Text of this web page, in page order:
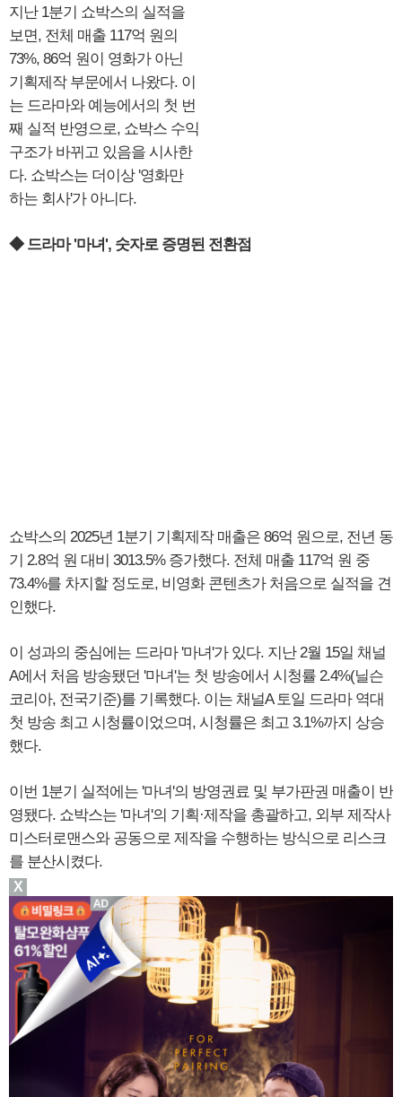
지난 1분기 쇼박스의 실적을
보면, 전체 매출 117억 원의
73%, 86억 원이 영화가 아닌
기획제작 부문에서 나왔다. 이
는 드라마와 예능에서의 첫 번
째 실적 반영으로, 쇼박스 수익
구조가 바뀌고 있음을 시사한
다. 쇼박스는 더이상 '영화만
하는 회사'가 아니다.
◆ 드라마 '마녀', 숫자로 증명된 전환점
쇼박스의 2025년 1분기 기획제작 매출은 86억 원으로, 전년 동
기 2.8억 원 대비 3013.5% 증가했다. 전체 매출 117억 원 중
73.4%를 차지할 정도로, 비영화 콘텐츠가 처음으로 실적을 견
인했다.
이 성과의 중심에는 드라마 '마녀'가 있다. 지난 2월 15일 채널
A에서 처음 방송됐던 '마녀'는 첫 방송에서 시청률 2.4%(닐슨
코리아, 전국기준)를 기록했다. 이는 채널A 토일 드라마 역대
첫 방송 최고 시청률이었으며, 시청률은 최고 3.1%까지 상승
했다.
이번 1분기 실적에는 '마녀'의 방영권료 및 부가판권 매출이 반
영됐다. 쇼박스는 '마녀'의 기획·제작을 총괄하고, 외부 제작사
미스터로맨스와 공동으로 제작을 수행하는 방식으로 리스크
를 분산시켰다.
X